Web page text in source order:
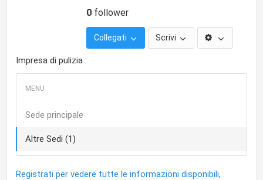
0 follower
Collegati Scrivi
Impresa di pulizia
Sede principale
Altre Sedi (1)
Registrati per vedere tutte le informazioni disponibili,